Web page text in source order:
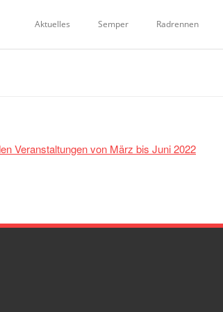
Aktuelles Semper Radrennen
Veranstaltungen von März bis Juni 2022